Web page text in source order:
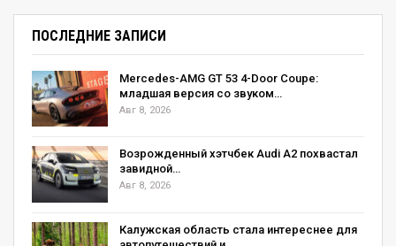
ПОСЛЕДНИЕ ЗАПИСИ
Mercedes-AMG GT 53 4-Door Coupe:
младшая версия со звуком…
Авг 8, 2026
Возрожденный хэтчбек Audi A2 похвастал
завидной…
Авг 8, 2026
Калужская область стала интереснее для